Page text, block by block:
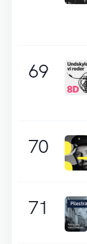
69
70
71